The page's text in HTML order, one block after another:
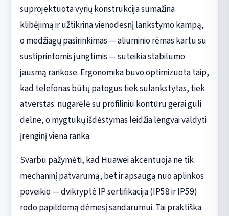
suprojektuota vyrių konstrukcija sumažina
klibėjimą ir užtikrina vienodesnį lankstymo kampą,
o medžiagų pasirinkimas — aliuminio rėmas kartu su
sustiprintomis jungtimis — suteikia stabilumo
jausmą rankose. Ergonomika buvo optimizuota taip,
kad telefonas būtų patogus tiek sulankstytas, tiek
atverstas: nugarėlė su profiliniu kontūru gerai guli
delne, o mygtukų išdėstymas leidžia lengvai valdyti
įrenginį viena ranka.
Svarbu pažymėti, kad Huawei akcentuoja ne tik
mechaninį patvarumą, bet ir apsaugą nuo aplinkos
poveikio — dvikryptė IP sertifikacija (IP58 ir IP59)
rodo papildomą dėmesį sandarumui. Tai praktiška